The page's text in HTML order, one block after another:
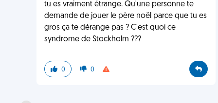
tu es vraiment étrange. Qu'une personne te
demande de jouer le père noël parce que tu es
gros ça te dérange pas ? C'est quoi ce
syndrome de Stockholm ???
0 0